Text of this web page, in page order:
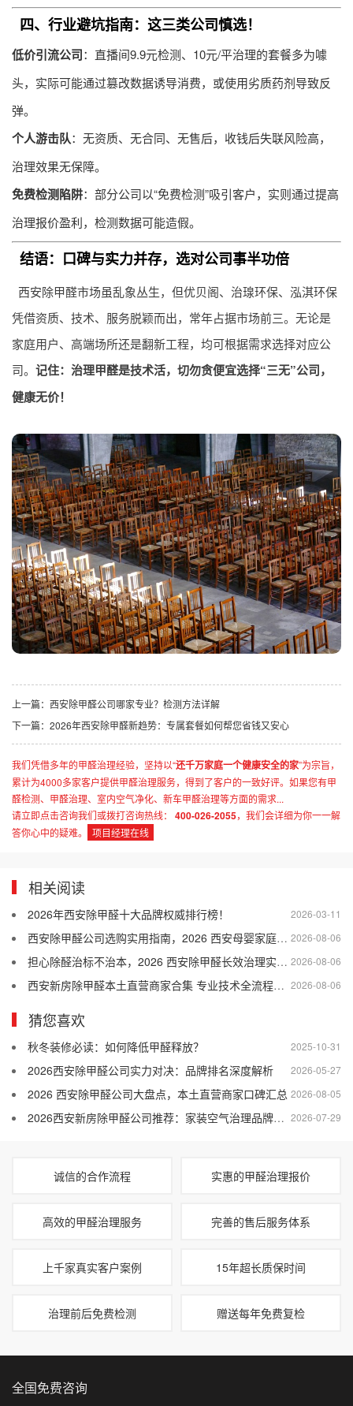
四、行业避坑指南：这三类公司慎选！
低价引流公司：直播间9.9元检测、10元/平治理的套餐多为噱
头，实际可能通过篡改数据诱导消费，或使用劣质药剂导致反
弹。
个人游击队：无资质、无合同、无售后，收钱后失联风险高，
治理效果无保障。
免费检测陷阱：部分公司以“免费检测”吸引客户，实则通过提高
治理报价盈利，检测数据可能造假。
结语：口碑与实力并存，选对公司事半功倍
西安除甲醛市场虽乱象丛生，但优贝阁、治瑔环保、泓淇环保
凭借资质、技术、服务脱颖而出，常年占据市场前三。无论是
家庭用户、高端场所还是翻新工程，均可根据需求选择对应公
司。 记住：治理甲醛是技术活，切勿贪便宜选择“三无”公司，
健康无价！
上一篇： 西安除甲醛公司哪家专业？检测方法详解
下一篇： 2026年西安除甲醛新趋势：专属套餐如何帮您省钱又安心
我们凭借多年的甲醛治理经验，坚持以“还千万家庭一个健康安全的家”为宗旨，
累计为4000多家客户提供甲醛治理服务，得到了客户的一致好评。如果您有甲
醛检测、甲醛治理、室内空气净化、新车甲醛治理等方面的需求...
请立即点击咨询我们或拨打咨询热线：
400-026-2055，我们会详细为你一一解
答你心中的疑难。
项目经理在线
相关阅读
2026-03-11
2026年西安除甲醛十大品牌权威排行榜！
2026-08-06
西安除甲醛公司选购实用指南，2026 西安母婴家庭适配的除甲醛公司盘点
2026-08-06
担心除醛治标不治本，2026 西安除甲醛长效治理实用干货
2026-08-06
西安新房除甲醛本土直营商家合集 专业技术全流程售后口碑优选
猜您喜欢
2025-10-31
秋冬装修必读：如何降低甲醛释放？
2026-05-27
2026西安除甲醛公司实力对决：品牌排名深度解析
2026-08-05
2026 西安除甲醛公司大盘点，本土直营商家口碑汇总
2026-07-29
2026西安新房除甲醛公司推荐：家装空气治理品牌全面盘点
诚信的合作流程 实惠的甲醛治理报价
高效的甲醛治理服务 完善的售后服务体系
上千家真实客户案例 15年超长质保时间
治理前后免费检测 赠送每年免费复检
全国免费咨询